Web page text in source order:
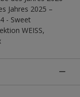
Jahres 2025 –
- Sweet
WEISS,